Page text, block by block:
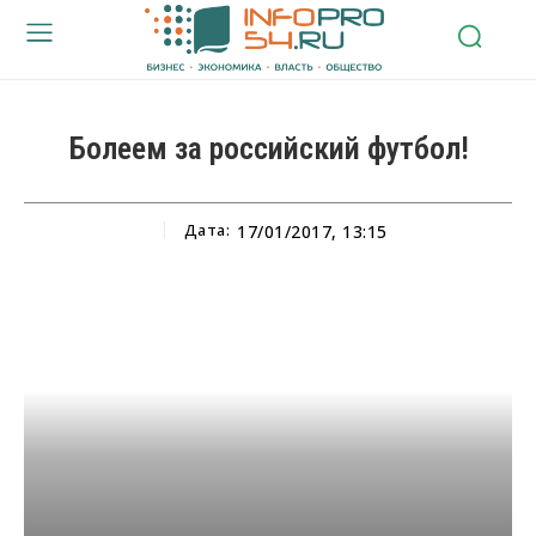
Болеем за российский футбол!
Дата: 17/01/2017, 13:15